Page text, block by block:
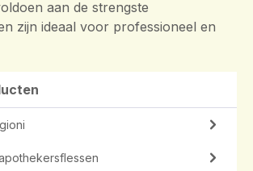
aan de strengste
zijn ideaal voor professioneel en